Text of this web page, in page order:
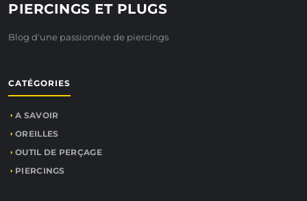
PIERCINGS ET PLUGS
Blog d'une passionnée de piercings
CATÉGORIES
A SAVOIR
OREILLES
OUTIL DE PERÇAGE
PIERCINGS